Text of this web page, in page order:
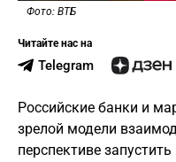
Фото: ВТБ
Читайте нас на
Telegram
Российские банки и
зрелой модели
перспективе